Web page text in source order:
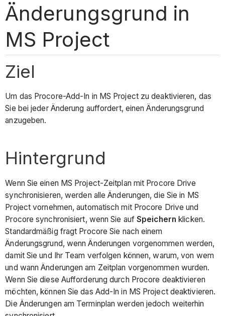
Änderungsgrund in
MS Project
Ziel
Um das Procore-Add-In in MS Project zu deaktivieren, das
Sie bei jeder Änderung auffordert, einen Änderungsgrund
anzugeben.
Hintergrund
Wenn Sie einen MS Project-Zeitplan mit Procore Drive
synchronisieren, werden alle Änderungen, die Sie in MS
Project vornehmen, automatisch mit Procore Drive und
Procore synchronisiert, wenn Sie aufSpeichern klicken.
Standardmäßig fragt Procore Sie nach einem
Änderungsgrund, wenn Änderungen vorgenommen werden,
damit Sie und Ihr Team verfolgen können, warum, von wem
und wann Änderungen am Zeitplan vorgenommen wurden.
Wenn Sie diese Aufforderung durch Procore deaktivieren
möchten, können Sie das Add-In in MS Project deaktivieren.
Die Änderungen am Terminplan werden jedoch weiterhin